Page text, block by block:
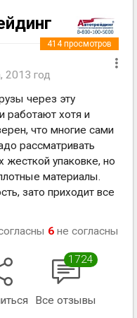
2013 год
414просмотров
через эту
работают хотя и
что многие сами
рассматривать
упаковке, но
материалы.
зато приходит все
6 не согласны
1724
Все отзывы